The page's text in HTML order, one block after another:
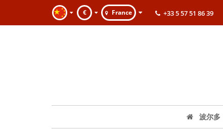
€ France +33 5 57 51 86 39
波尔多